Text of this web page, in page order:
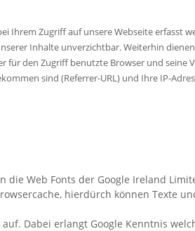
Ihrem Zugriff auf unsere Webseite erfasst
Inhalte unverzichtbar. Weiterhin
für den Zugriff benutzte Browser und
sind (Referrer-URL) und Ihre IP-
Web Fonts der Google Ireland
hierdürch können Texte
Dabei erlangt Google Kenntnis